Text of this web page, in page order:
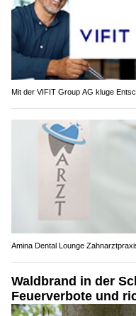
Mit der VIFIT Group AG kluge
Amina Dental Lounge
Waldbrand in der
Feuerverbote und